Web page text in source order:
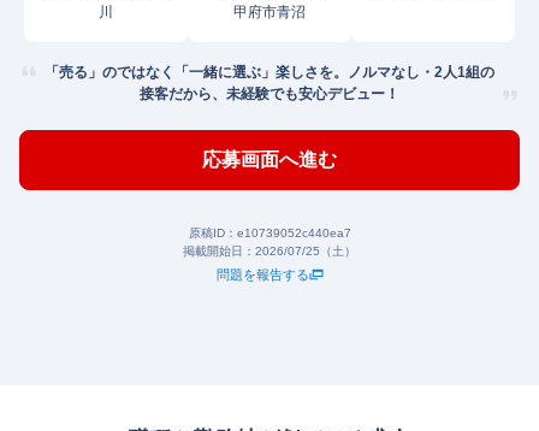
川
甲府市青沼
「売る」のではなく「一緒に選ぶ」楽しさを。ノルマなし・2人1組の
接客だから、未経験でも安心デビュー！
応募画面へ進む
原稿ID： e10739052c440ea7
掲載開始日： 2026/07/25（土）
問題を報告する